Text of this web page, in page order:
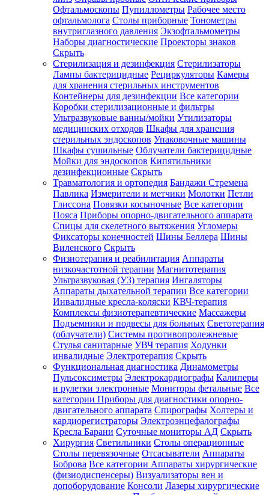
Офтальмоскопы Пупиллометры Рабочее место
офтальмолога Столы приборные Тонометры
внутриглазного давления Экзофтальмометры
Наборы диагностические Проекторы знаков
Скрыть
Стерилизация и дезинфекция Стерилизаторы
Лампы бактерицидные Рециркуляторы Камеры
для хранения стерильных инструментов
Контейнеры для дезинфекции Все категории
Коробки стерилизационные и фильтры
Ультразвуковые ванны/мойки Утилизаторы
медицинских отходов Шкафы для хранения
стерильных эндоскопов Упаковочные машины
Шкафы сушильные Облучатели бактерицидные
Мойки для эндоскопов Кипятильники
дезинфекционные Скрыть
Травматология и ортопедия Бандажи Стремена
Павлика Измерители и метчики Молотки Петли
Глиссона Повязки косыночные Все категории
Пояса Приборы опорно-двигательного аппарата
Спицы для скелетного вытяжения Угломеры
Фиксаторы конечностей Шины Беллера Шины
Виленского Скрыть
Физиотерапия и реабилитация Аппараты
низкочастотной терапии Магнитотерапия
Ультразвуковая (УЗ) терапия Ингаляторы
Аппараты дыхательной терапии Все категории
Инвалидные кресла-коляски КВЧ-терапия
Комплексы физиотерапевтические Массажеры
Подъемники и подвесы для больных Светотерапия
(облучатели) Системы противопролежневые
Стулья санитарные УВЧ терапия Ходунки
инвалидные Электротерапия Скрыть
Функциональная диагностика Динамометры
Пульсоксиметры Электрокардиографы Калиперы
и рулетки электронные Мониторы фетальные Все
категории Приборы для диагностики опорно-
двигательного аппарата Спирографы Холтеры и
кардиорегистраторы Электроэнцефалографы
Кресла Барани Суточные мониторы АД Скрыть
Хирургия Светильники Столы операционные
Столы перевязочные Отсасыватели Аппараты
Боброва Все категории Аппараты хирургические
(физиодиспенсеры) Визуализаторы вен и
допоборудование Консоли Лазеры хирургические